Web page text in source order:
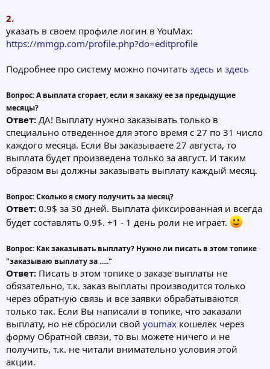
2.
указать в своем профиле логин в YouMax:
https://mmgp.com/profile.php?do=editprofile
Подробнее про систему можно почитать здесь и здесь
Вопрос: А выплата сгорает, если я закажу ее за предыдущие
месяцы?
Ответ: ДА! Выплату нужно заказывать только в
специально отведенное для этого время с 27 по 31 число
каждого месяца. Если Вы заказываете 27 августа, то
выплата будет произведена только за август. И таким
образом вы должны заказывать выплату каждый месяц.
Вопрос: Сколько я смогу получить за месяц?
Ответ: 0.9$ за 30 дней. Выплата фиксированная и всегда
будет составлять 0.9$. +1 - 1 день роли не играет.
Вопрос: Как заказывать выплату? Нужно ли писать в этом топике
"заказываю выплату за ....."
Ответ: Писать в этом топике о заказе выплаты не
обязательно, т.к. заказ выплаты производится только
через обратную связь и все заявки обрабатываются
только так. Если Вы написали в топике, что заказали
выплату, но не сбросили свой youmax кошелек через
форму Обратной связи, то вы можете ничего и не
получить, т.к. не читали внимательно условия этой
акции.